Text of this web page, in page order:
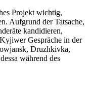
Projekt wichtig,
Aufgrund der Tatsache,
kandidieren,
Gespräche in der
Druzhkivka,
während des